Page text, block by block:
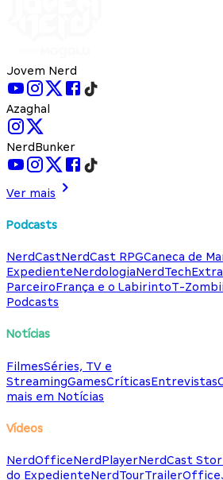
Jovem Nerd
Azaghal
NerdBunker
Ver mais
Podcasts
NerdCastNerdCast RPGCaneca de
ExpedienteNerdologiaNerdTech
ParceiroFrança e o LabirintoT-Zombii
Podcasts
Notícias
FilmesSéries, TV e
StreamingGamesCríticasEntrevistas
mais em Notícias
Vídeos
NerdOfficeNerdPlayerNerdCast
do ExpedienteNerdTourTrailerOffice